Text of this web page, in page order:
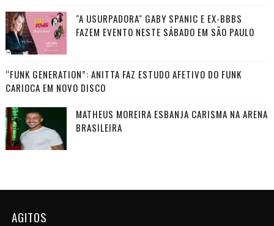
"A USURPADORA" GABY SPANIC E EX-BBBS
FAZEM EVENTO NESTE SÁBADO EM SÃO PAULO
“FUNK GENERATION”: ANITTA FAZ ESTUDO AFETIVO DO FUNK
CARIOCA EM NOVO DISCO
MATHEUS MOREIRA ESBANJA CARISMA NA ARENA
BRASILEIRA
AGITOS